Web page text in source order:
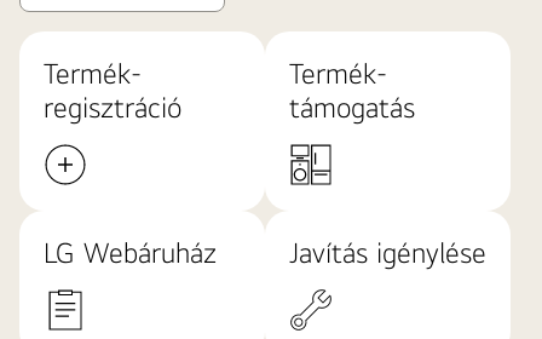
Termék-
regisztráció
Termék-
támogatás
LG Webáruház Javítás igénylése